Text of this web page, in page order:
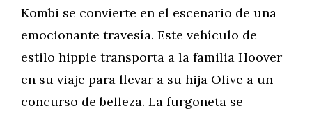
Kombi se convierte en el escenario de una
emocionante travesía. Este vehículo de
estilo hippie transporta a la familia Hoover
en su viaje para llevar a su hija Olive a un
concurso de belleza. La furgoneta se